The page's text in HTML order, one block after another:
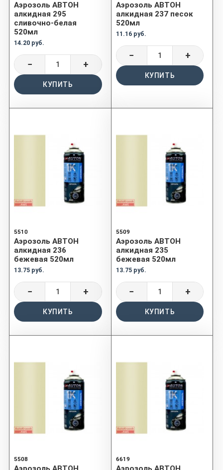
Аэрозоль АВТОН
алкидная 295
сливочно-белая
520мл
14.20 руб.
− +
КУПИТЬ
Аэрозоль АВТОН
алкидная 237 песок
520мл
11.16 руб.
− +
КУПИТЬ
5510
Аэрозоль АВТОН
алкидная 236
бежевая 520мл
13.75 руб.
− +
КУПИТЬ
5509
Аэрозоль АВТОН
алкидная 235
бежевая 520мл
13.75 руб.
− +
КУПИТЬ
5508 6619